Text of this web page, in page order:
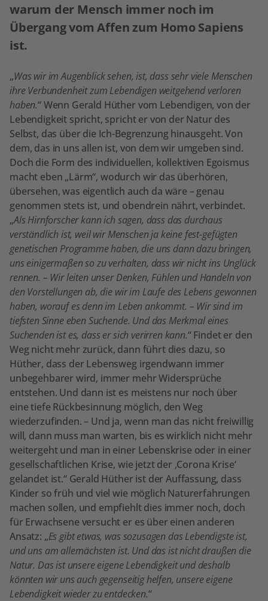
warum der Mensch immer noch im
Übergang vom Affen zum Homo Sapiens
ist.
„Was wir im Augenblick sehen, ist, dass sehr viele Menschen
ihre Verbundenheit zum Lebendigen weitgehend verloren
haben.“ Wenn Gerald Hüther vom Lebendigen, von der
Lebendigkeit spricht, spricht er von der Natur des
Selbst, das über die Ich-Begrenzung hinausgeht. Von
dem, das in uns allen ist, von dem wir umgeben sind.
Doch die Form des individuellen, kollektiven Egoismus
macht eben „Lärm“, wodurch wir das überhören,
übersehen, was eigentlich auch da wäre – genau
genommen stets ist, und obendrein nährt, verbindet.
„Als Hirnforscher kann ich sagen, dass das durchaus
verständlich ist, weil wir Menschen ja keine fest-gefügten
genetischen Programme haben, die uns dann dazu bringen,
uns einigermaßen so zu verhalten, dass wir nicht ins Unglück
rennen. – Wir leiten unser Denken, Fühlen und Handeln von
den Vorstellungen ab, die wir im Laufe des Lebens gewonnen
haben, worauf es denn im Leben ankommt. – Wir sind im
tiefsten Sinne eben Suchende. Und das Merkmal eines
Suchenden ist es, dass er sich verirren kann.“ Findet er den
Weg nicht mehr zurück, dann führt dies dazu, so
Hüther, dass der Lebensweg irgendwann immer
unbegehbarer wird, immer mehr Widersprüche
entstehen. Und dann ist es meistens nur noch über
eine tiefe Rückbesinnung möglich, den Weg
wiederzufinden. – Und ja, wenn man das nicht freiwillig
will, dann muss man warten, bis es wirklich nicht mehr
weitergeht und man in einer Lebenskrise oder in einer
gesellschaftlichen Krise, wie jetzt der ‚Corona Krise‘
gelandet ist.“ Gerald Hüther ist der Auffassung, dass
Kinder so früh und viel wie möglich Naturerfahrungen
machen sollen, und empfiehlt dies immer noch, doch
für Erwachsene versucht er es über einen anderen
Ansatz: „Es gibt etwas, was sozusagen das Lebendigste ist,
und uns am allernächsten ist. Und das ist nicht draußen die
Natur. Das ist unsere eigene Lebendigkeit und deshalb
könnten wir uns auch gegenseitig helfen, unsere eigene
Lebendigkeit wieder zu entdecken.“